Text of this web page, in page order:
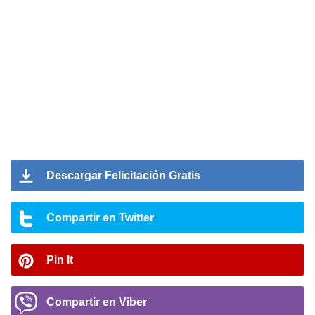
Descargar Felicitación Gratis
Compartir en Twitter
Pin It
Compartir en Viber